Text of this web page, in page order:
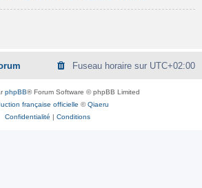
Fuseau horaire sur UTC+02:00
phpBB® Forum Software © phpBB Limited
française officielle ©Qiaeru
Confidentialité | Conditions